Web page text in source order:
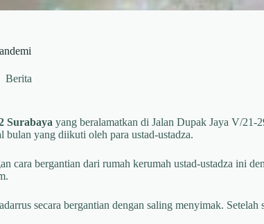
Berita
Surabaya yang beralamatkan di Jalan Dupak Jaya V/21-
bulan yang diikuti oleh para ustad-ustadza.
cara bergantian dari rumah kerumah ustad-ustadza ini
secara bergantian dengan saling menyimak. Setelah